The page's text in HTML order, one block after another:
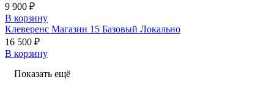
9 900 ₽
В корзину
Клеверенс Магазин 15 Базовый Локально
16 500 ₽
В корзину
Показать ещё